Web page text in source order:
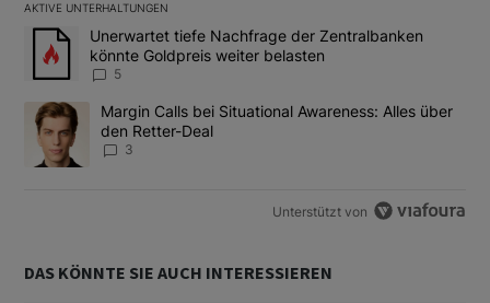
AKTIVE UNTERHALTUNGEN
Das Folgende ist eine Liste der am meisten kommentierten
Ein Trendartikel mit dem Titel "Unerwartet tiefe Nachfrage der
Unerwartet tiefe Nachfrage der Zentralbanken
könnte Goldpreis weiter belasten
5
Ein Trendartikel mit dem Titel "Margin Calls bei Situational
Margin Calls bei Situational Awareness: Alles über
den Retter-Deal
3
Unterstützt von
DAS KÖNNTE SIE AUCH INTERESSIEREN